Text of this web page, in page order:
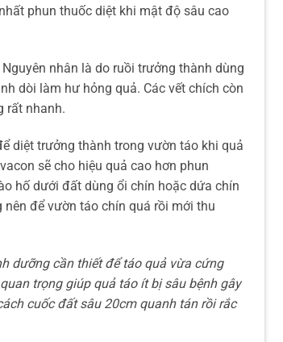
phun thuốc diệt khi mật độ sâu cao
nhân là do ruồi trưởng thành dùng
dòi làm hư hỏng quả. Các vết chích còn
rất nhanh.
diệt trưởng thành trong vườn táo khi quả
sẽ cho hiệu quả cao hơn phun
hố dưới đất dùng ổi chín hoặc dứa chín
để vườn táo chín quá rồi mới thu
dưỡng cần thiết để táo quả vừa cứng
trọng giúp quả táo ít bị sâu bệnh gây
cuốc đất sâu 20cm quanh tán rồi rắc